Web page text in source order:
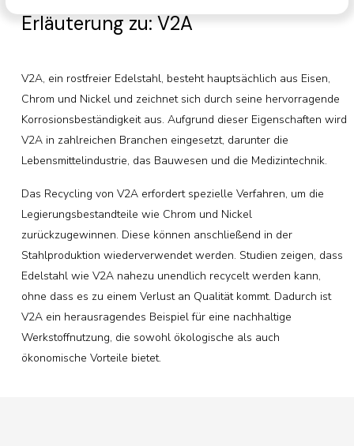
Erläuterung zu: V2A
V2A, ein rostfreier Edelstahl, besteht hauptsächlich aus Eisen,
Chrom und Nickel und zeichnet sich durch seine hervorragende
Korrosionsbeständigkeit aus. Aufgrund dieser Eigenschaften wird
V2A in zahlreichen Branchen eingesetzt, darunter die
Lebensmittelindustrie, das Bauwesen und die Medizintechnik.
Das Recycling von V2A erfordert spezielle Verfahren, um die
Legierungsbestandteile wie Chrom und Nickel
zurückzugewinnen. Diese können anschließend in der
Stahlproduktion wiederverwendet werden. Studien zeigen, dass
Edelstahl wie V2A nahezu unendlich recycelt werden kann,
ohne dass es zu einem Verlust an Qualität kommt. Dadurch ist
V2A ein herausragendes Beispiel für eine nachhaltige
Werkstoffnutzung, die sowohl ökologische als auch
ökonomische Vorteile bietet.